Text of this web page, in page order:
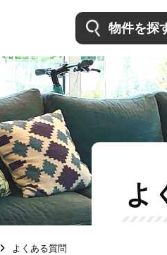
物件を探
よ
よくある質問